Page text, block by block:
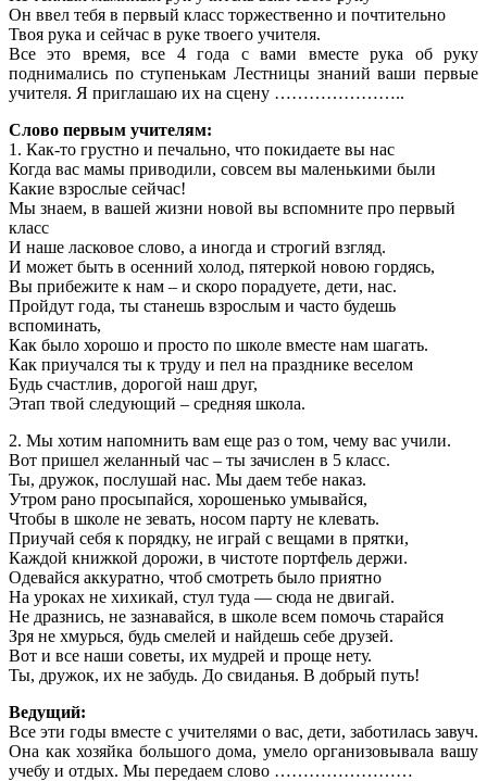
Он ввел тебя в первый класс торжественно и почтительно
Твоя рука и сейчас в руке твоего учителя.
Все это время, все 4 года с вами вместе рука об руку
поднимались по ступенькам Лестницы знаний ваши первые
учителя. Я приглашаю их на сцену …………………..
Слово первым учителям:
1. Как-то грустно и печально, что покидаете вы нас
Когда вас мамы приводили, совсем вы маленькими были
Какие взрослые сейчас!
Мы знаем, в вашей жизни новой вы вспомните про первый
класс
И наше ласковое слово, а иногда и строгий взгляд.
И может быть в осенний холод, пятеркой новою гордясь,
Вы прибежите к нам – и скоро порадуете, дети, нас.
Пройдут года, ты станешь взрослым и часто будешь
вспоминать,
Как было хорошо и просто по школе вместе нам шагать.
Как приучался ты к труду и пел на празднике веселом
Будь счастлив, дорогой наш друг,
Этап твой следующий – средняя школа.
2. Мы хотим напомнить вам еще раз о том, чему вас учили.
Вот пришел желанный час – ты зачислен в 5 класс.
Ты, дружок, послушай нас. Мы даем тебе наказ.
Утром рано просыпайся, хорошенько умывайся,
Чтобы в школе не зевать, носом парту не клевать.
Приучай себя к порядку, не играй с вещами в прятки,
Каждой книжкой дорожи, в чистоте портфель держи.
Одевайся аккуратно, чтоб смотреть было приятно
На уроках не хихикай, стул туда — сюда не двигай.
Не дразнись, не зазнавайся, в школе всем помочь старайся
Зря не хмурься, будь смелей и найдешь себе друзей.
Вот и все наши советы, их мудрей и проще нету.
Ты, дружок, их не забудь. До свиданья. В добрый путь!
Ведущий:
Все эти годы вместе с учителями о вас, дети, заботилась завуч.
Она как хозяйка большого дома, умело организовывала вашу
учебу и отдых. Мы передаем слово ……………………